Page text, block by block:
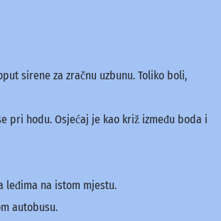
sirene za zračnu uzbunu. Toliko boli,
pri hodu. Osjećaj je kao križ između boda i
leđima na istom mjestu.
autobusu.